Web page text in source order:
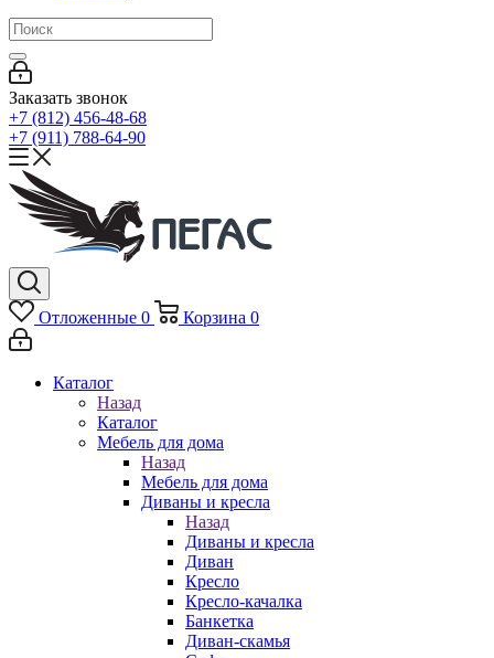
Заказать звонок
+7 (812) 456-48-68
+7 (911) 788-64-90
Отложенные 0 Корзина 0
Каталог
Назад
Каталог
Мебель для дома
Назад
Мебель для дома
Диваны и кресла
Назад
Диваны и кресла
Диван
Кресло
Кресло-качалка
Банкетка
Диван-скамья